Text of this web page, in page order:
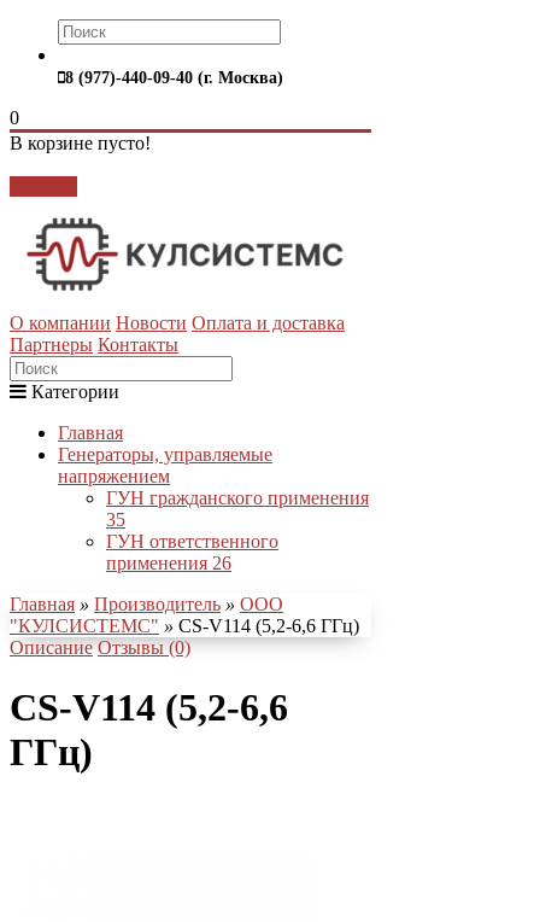
8 (977)-440-09-40 (г. Москва)
0
В корзине пусто!
О компании Новости Оплата и доставка
Партнеры Контакты
Категории
Главная
Генераторы, управляемые
напряжением
ГУН гражданского применения
35
ГУН ответственного
применения 26
Главная » Производитель » ООО
"КУЛСИСТЕМС" » CS-V114 (5,2-6,6 ГГц)
Описание Отзывы (0)
CS-V114 (5,2-6,6
ГГц)